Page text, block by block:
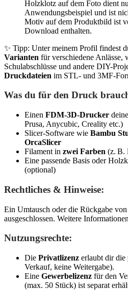
Holzklotz auf dem Foto dient
Anwendungsbeispiel und ist
Motiv auf dem Produktbild ist
Download enthalten.
✨ Tipp: Unter meinem Profil findest
Varianten für verschiedene Anlässe,
Schulabschlüsse und andere DIY-
Druckdateien im STL- und 3MF-
Was du für den Druck
Einen FDM-3D-Drucker
Prusa, Anycubic, Creality etc.)
Slicer-Software wie Bambu
OrcaSlicer
Filament in zwei Farben (z. B.
Eine passende Basis oder
(optional)
Rechtliches & Hinweise:
Ein Umtausch oder die Rückgabe von
ausgeschlossen. Weitere
Nutzungsrechte:
Die Privatlizenz erlaubt dir
Verkauf, keine Weitergabe).
Eine Gewerbelizenz für den
(max. 50 Stück) ist separat